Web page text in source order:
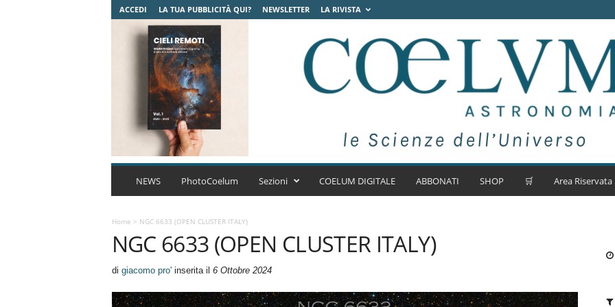
ACCEDI LA TUA PUBBLICITÀ QUI? NEWSLETTER LA RIVISTA
C
u
m
A
r
NEWS PhotoCoelum Sezioni COELUM DIGITALE ABBONATI SHOP 🛒 Area Riservata
Home > NGC 6633 (OPEN CLUSTER ITALY)
NGC 6633 (OPEN CLUSTER ITALY)
di giacomo pro'inserita il 6 Ottobre 2024